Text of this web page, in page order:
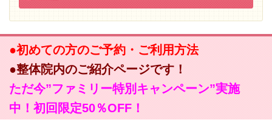
●初めての方のご予約・ご利用方法
●整体院内のご紹介ページです！
ただ今”ファミリー特別キャンペーン”実施
中！初回限定50％OFF！